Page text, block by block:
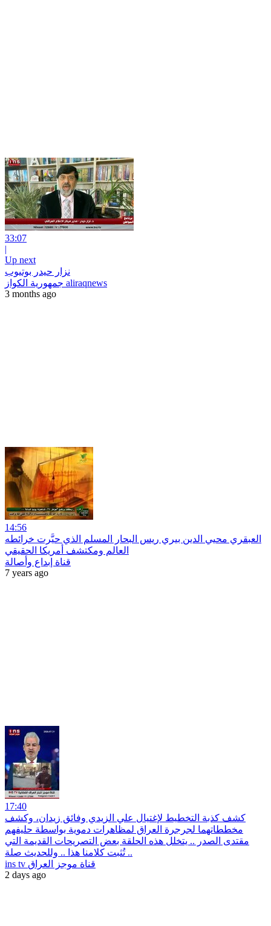
33:07
|
Up next
نزار حيدر بوتيوب
جمهورية الكواز aliraqnews
3 months ago
14:56
العبقري محيي الدين بيري ريس البحار المسلم الذي حيَّرت خرائطه
العالم ومكتشف أمريكا الحقيقي
قناة إبداع وأصالة
7 years ago
17:40
‏كشف كذبة التخطيط لإغتيال علي الزيدي وفائق زيدان، وكشف
مخططاتهما لجرجرة العراق لمظاهرات دموية بواسطة حليفهم
مقتدى الصدر .. يتخلل هذه الحلقة بعض التصريحات القديمة التي
تُثبت كلامنا هذا .. وللحديث صلة ..
ins tv قناة موجز العراق
2 days ago